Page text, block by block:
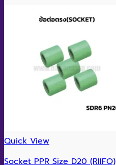
Quick View
Socket PPR Size D20 (RIIFO)